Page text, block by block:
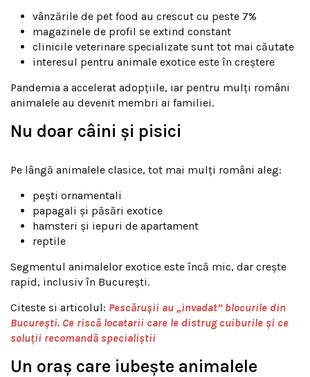
vânzările de pet food au crescut cu peste 7%
magazinele de profil se extind constant
clinicile veterinare specializate sunt tot mai căutate
interesul pentru animale exotice este în creștere
Pandemia a accelerat adopțiile, iar pentru mulți români
animalele au devenit membri ai familiei.
Nu doar câini și pisici
Pe lângă animalele clasice, tot mai mulți români aleg:
pești ornamentali
papagali și păsări exotice
hamsteri și iepuri de apartament
reptile
Segmentul animalelor exotice este încă mic, dar crește
rapid, inclusiv în București.
Citeste si articolul: Pescărușii au „invadat” blocurile din
București. Ce riscă locatarii care le distrug cuiburile și ce
soluții recomandă specialiștii
Un oraș care iubește animalele